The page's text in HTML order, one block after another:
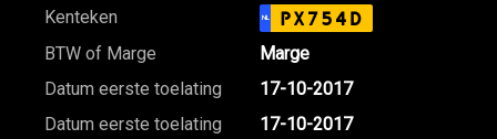
Kenteken NL PX754D
BTW of Marge
Marge
Datum eerste toelating
17-10-2017
Datum eerste toelating
17-10-2017